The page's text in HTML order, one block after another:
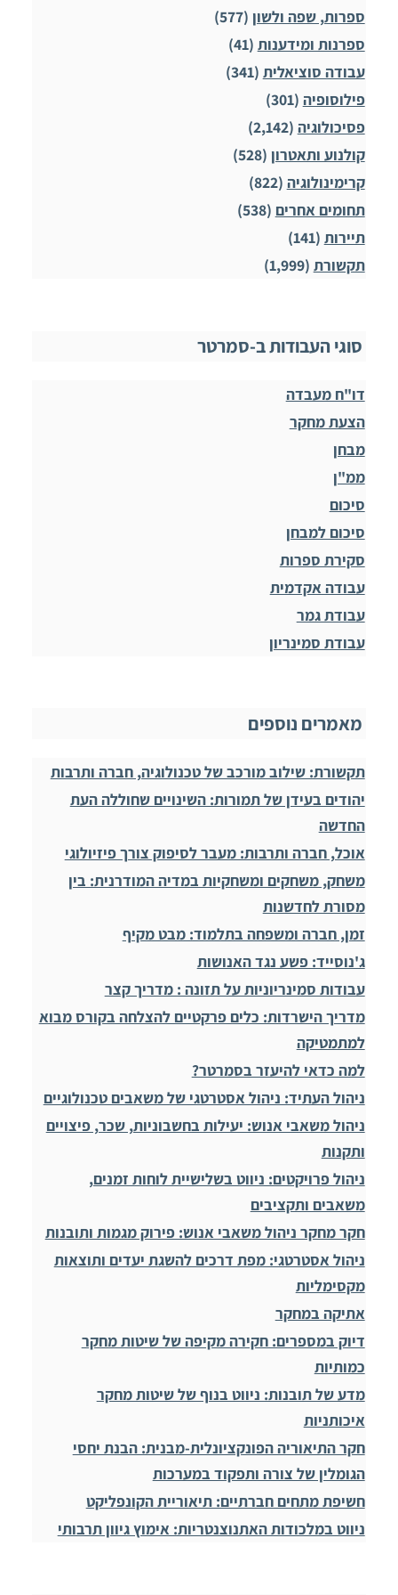
ספרות, שפה ולשון (577)
ספרנות ומידענות (41)
עבודה סוציאלית (341)
פילוסופיה (301)
פסיכולוגיה (2,142)
קולנוע ותאטרון (528)
קרימינולוגיה (822)
תחומים אחרים (538)
תיירות (141)
תקשורת (1,999)
סוגי העבודות ב-סמרטר
דו"ח מעבדה
הצעת מחקר
מבחן
ממ"ן
סיכום
סיכום למבחן
סקירת ספרות
עבודה אקדמית
עבודת גמר
עבודת סמינריון
מאמרים נוספים
תקשורת: שילוב מורכב של טכנולוגיה, חברה ותרבות
יהודים בעידן של תמורות: השינויים שחוללה העת
החדשה
אוכל, חברה ותרבות: מעבר לסיפוק צורך פיזיולוגי
משחק, משחקים ומשחקיות במדיה המודרנית: בין
מסורת לחדשנות
זמן, חברה ומשפחה בתלמוד: מבט מקיף
ג'נוסייד: פשע נגד האנושות
עבודות סמינריוניות על תזונה : מדריך קצר
מדריך הישרדות: כלים פרקטיים להצלחה בקורס מבוא
למתמטיקה
למה כדאי להיעזר בסמרטר?
ניהול העתיד: ניהול אסטרטגי של משאבים טכנולוגיים
ניהול משאבי אנוש: יעילות בחשבוניות, שכר, פיצויים
ותקנות
ניהול פרויקטים: ניווט בשלישיית לוחות זמנים,
משאבים ותקציבים
חקר מחקר ניהול משאבי אנוש: פירוק מגמות ותובנות
ניהול אסטרטגי: מפת דרכים להשגת יעדים ותוצאות
מקסימליות
אתיקה במחקר
דיוק במספרים: חקירה מקיפה של שיטות מחקר
כמותיות
מדע של תובנות: ניווט בנוף של שיטות מחקר
איכותניות
חקר התיאוריה הפונקציונלית-מבנית: הבנת יחסי
הגומלין של צורה ותפקוד במערכות
חשיפת מתחים חברתיים: תיאוריית הקונפליקט
ניווט במלכודות האתנוצנטריות: אימוץ גיוון תרבותי